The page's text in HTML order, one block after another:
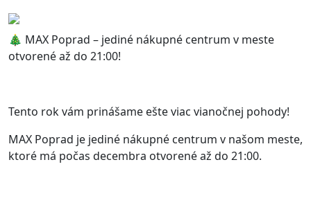
🎄 MAX Poprad – jediné nákupné centrum v meste
otvorené až do 21:00!
Tento rok vám prinášame ešte viac vianočnej pohody!
MAX Poprad je jediné nákupné centrum v našom meste,
ktoré má počas decembra otvorené až do 21:00.